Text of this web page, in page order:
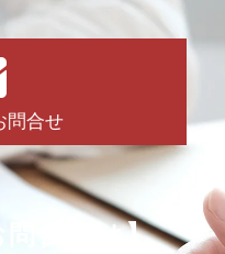
問合せ
合せは】